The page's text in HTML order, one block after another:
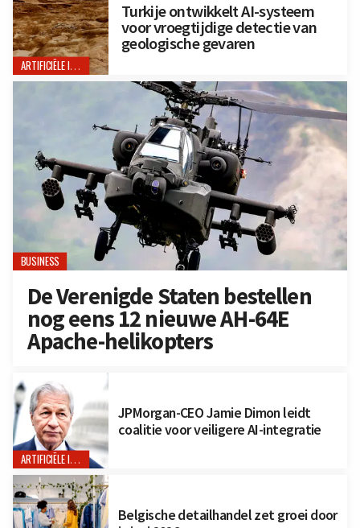
ARTIFICIËLE INTELLIGENTIE
Turkije ontwikkelt AI-systeem
voor vroegtijdige detectie van
geologische gevaren
BUSINESS
De Verenigde Staten bestellen
nog eens 12 nieuwe AH-64E
Apache-helikopters
ARTIFICIËLE INTELLIGENTIE
JPMorgan-CEO Jamie Dimon leidt
coalitie voor veiligere AI-integratie
Belgische detailhandel zet groei door